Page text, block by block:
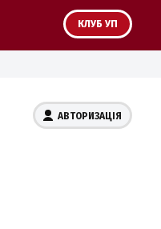
КЛУБ УП
АВТОРИЗАЦІЯ